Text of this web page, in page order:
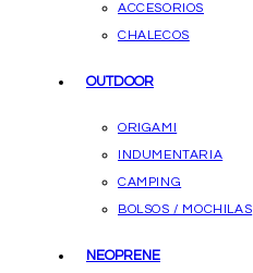
ACCESORIOS
CHALECOS
OUTDOOR
ORIGAMI
INDUMENTARIA
CAMPING
BOLSOS / MOCHILAS
NEOPRENE